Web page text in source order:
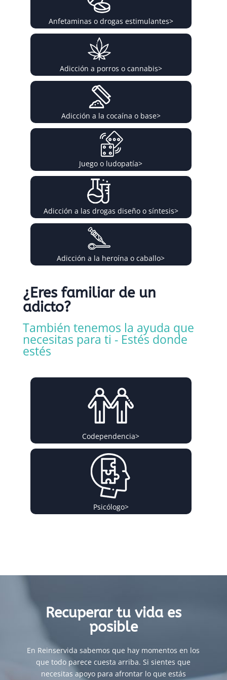
Anfetaminas o drogas estimulantes>
Adicción a porros o cannabis>
Adicción a la cocaína o base>
Juego o ludopatía>
Adicción a las drogas diseño o síntesis>
Adicción a la heroína o caballo>
¿Eres familiar de un
adicto?
También tenemos la ayuda que
necesitas para ti - Estés donde
estés
Codependencia>
Psicólogo>
Recuperar tu vida es
posible
En Reinservida sabemos que hay momentos en los
que todo parece cuesta arriba. Si sientes que
necesitas apoyo para afrontar lo que estás